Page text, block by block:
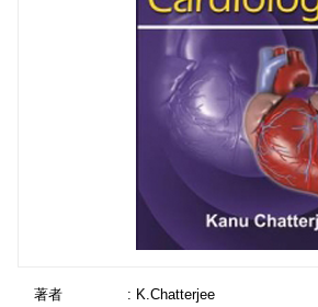
著者
: K.Chatterjee